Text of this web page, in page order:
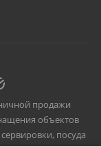
продажи
объектов
посуда